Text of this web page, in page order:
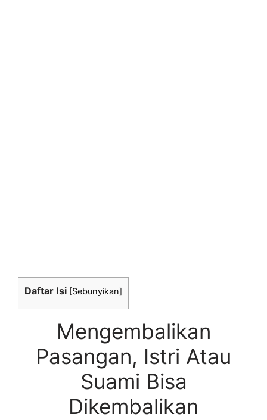
Daftar Isi [Sebunyikan]
Mengembalikan
Pasangan, Istri Atau
Suami Bisa
Dikembalikan